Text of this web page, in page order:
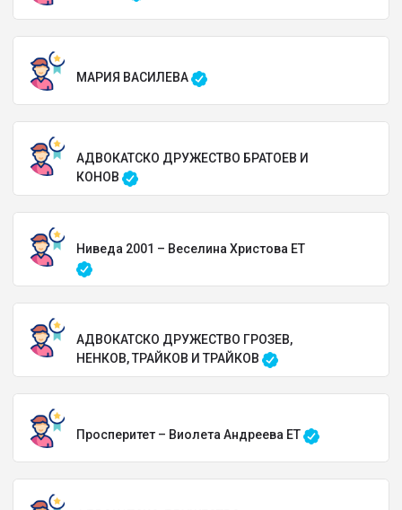
МАРИЯ ВАСИЛЕВА
АДВОКАТСКО ДРУЖЕСТВО БРАТОЕВ И
КОНОВ
Ниведа 2001 – Веселина Христова ЕТ
АДВОКАТСКО ДРУЖЕСТВО ГРОЗЕВ,
НЕНКОВ, ТРАЙКОВ И ТРАЙКОВ
Просперитет – Виолета Андреева ЕТ